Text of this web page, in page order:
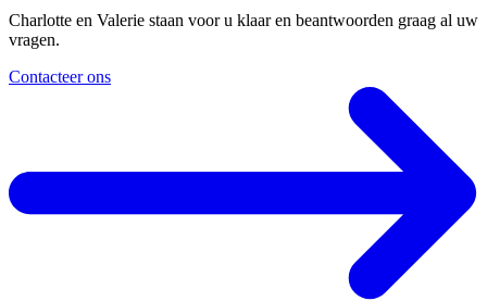
Charlotte en Valerie staan voor u klaar en beantwoorden graag al uw
vragen.
Contacteer ons